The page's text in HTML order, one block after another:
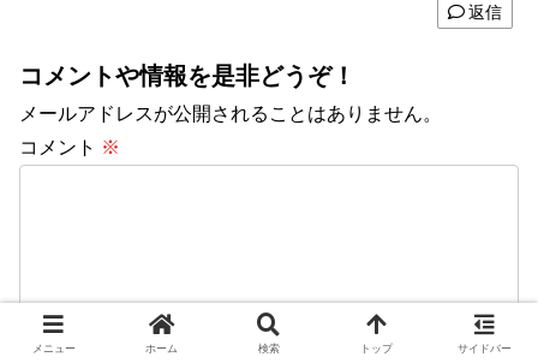
返信
コメントや情報を是非どうぞ！
メールアドレスが公開されることはありません。
コメント ※
メニュー ホーム 検索 トップ サイドバー